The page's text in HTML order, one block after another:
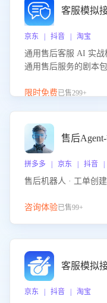
客服模拟
京东 | 抖音 | 淘宝
通用售后客服 AI 实战
通用售后服务的剧本
的应对要点，轻松提
限时免费已售299+
售后
拼多多 | 京东 | 抖音 |
售后机器人 · 工单创
咨询体验已售99+
客服模拟
京东 | 抖音 | 淘宝